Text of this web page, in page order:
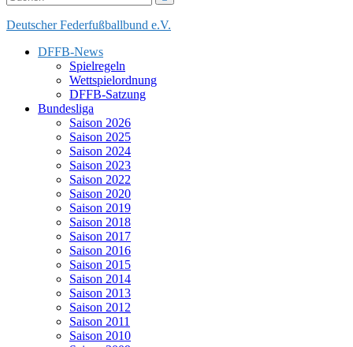
Deutscher Federfußballbund e.V.
DFFB-News
Spielregeln
Wettspielordnung
DFFB-Satzung
Bundesliga
Saison 2026
Saison 2025
Saison 2024
Saison 2023
Saison 2022
Saison 2020
Saison 2019
Saison 2018
Saison 2017
Saison 2016
Saison 2015
Saison 2014
Saison 2013
Saison 2012
Saison 2011
Saison 2010